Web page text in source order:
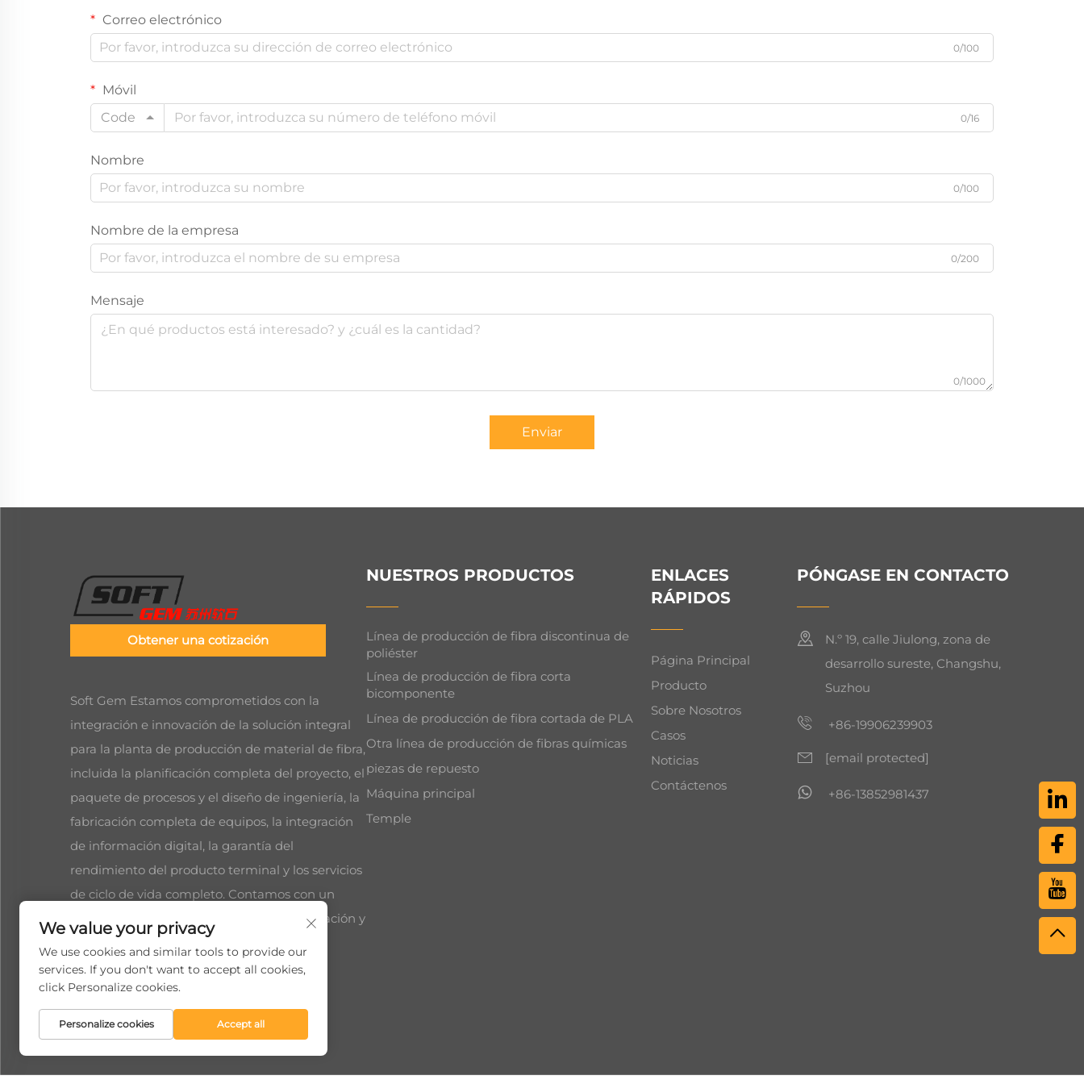
Correo electrónico
0/100
Móvil
Code
0/16
Nombre
0/100
Nombre de la empresa
0/200
Mensaje
0/1000
Enviar
Obtener una cotización
Soft Gem Estamos comprometidos con la
integración e innovación de la solución integral
para la planta de producción de material de fibra,
incluida la planificación completa del proyecto, el
paquete de procesos y el diseño de ingeniería, la
fabricación completa de equipos, la integración
de información digital, la garantía del
rendimiento del producto terminal y los servicios
de ciclo de vida completo. Contamos con un
experimentado equipo técnico de investigación y
desarrollo con experiencia
NUESTROS PRODUCTOS
Línea de producción de fibra discontinua de
poliéster
Línea de producción de fibra corta
bicomponente
Línea de producción de fibra cortada de PLA
Otra línea de producción de fibras químicas
piezas de repuesto
Máquina principal
Temple
ENLACES
RÁPIDOS
Página Principal
Producto
Sobre Nosotros
Casos
Noticias
Contáctenos
PÓNGASE EN CONTACTO
N.º 19, calle Jiulong, zona de
desarrollo sureste, Changshu,
Suzhou
+86-19906239903
[email protected]
+86-13852981437
We value your privacy
We use cookies and similar tools to provide our
services. If you don't want to accept all cookies,
click Personalize cookies.
Personalize cookies Accept all